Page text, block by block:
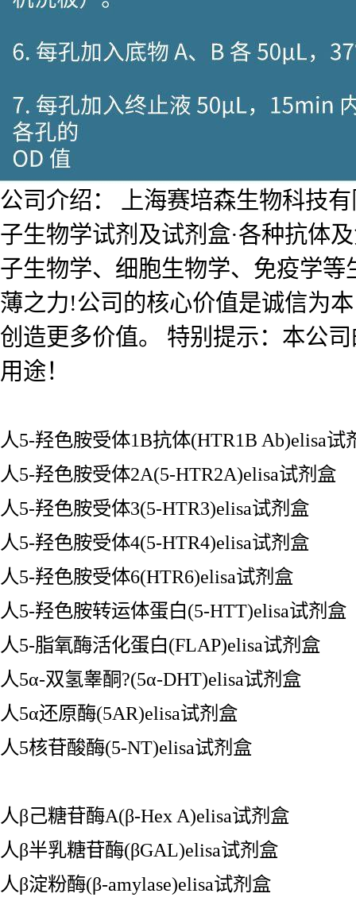
公司介绍： 上海赛培森生物科技有
子生物学试剂及试剂盒·各种抗体
子生物学、细胞生物学、免疫学
薄之力!公司的核心价值是诚信为
创造更多价值。 特别提示：本公
用途！
人5-羟色胺受体1B抗体(HTR1B Ab)elisa试
人5-羟色胺受体2A(5-HTR2A)elisa试剂盒
人5-羟色胺受体3(5-HTR3)elisa试剂盒
人5-羟色胺受体4(5-HTR4)elisa试剂盒
人5-羟色胺受体6(HTR6)elisa试剂盒
人5-羟色胺转运体蛋白(5-HTT)elisa试剂盒
人5-脂氧酶活化蛋白(FLAP)elisa试剂盒
人5α-双氢睾酮?(5α-DHT)elisa试剂盒
人5α还原酶(5AR)elisa试剂盒
人5核苷酸酶(5-NT)elisa试剂盒
人β己糖苷酶A(β-Hex A)elisa试剂盒
人β半乳糖苷酶(βGAL)elisa试剂盒
人β淀粉酶(β-amylase)elisa试剂盒